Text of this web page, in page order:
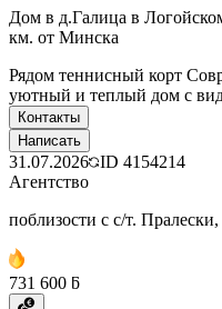
Дом в д.Галица в
км. от Минска
Рядом теннисный корт
уютный и теплый дом с
Контакты
Написать
31.07.2026 ID 4154214
Агентство
поблизости с с/т.
731 600 ƃ